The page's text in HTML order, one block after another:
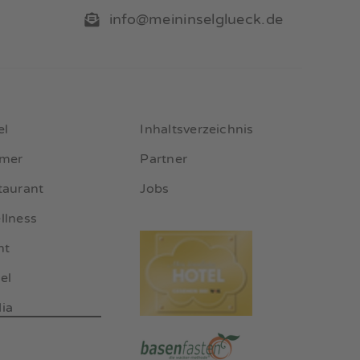
info@meininselglueck.de
Inhaltsverzeichnis
Partner
Jobs